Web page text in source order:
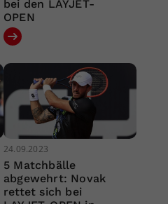
bei den LAYJET-
OPEN
24.09.2023
5 Matchbälle
abgewehrt: Novak
rettet sich bei